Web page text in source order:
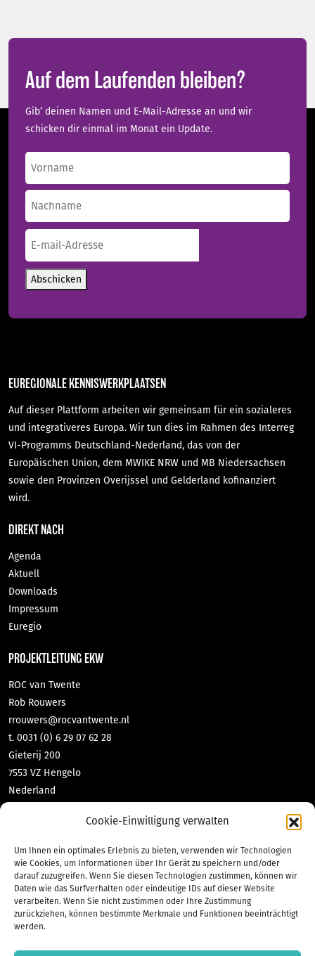
Cookie-Einwilligung verwalten
Um Ihnen ein optimales Erlebnis zu bieten, verwenden wir Technologien
wie Cookies, um Informationen über Ihr Gerät zu speichern und/oder
darauf zuzugreifen. Wenn Sie diesen Technologien zustimmen, können wir
Daten wie das Surfverhalten oder eindeutige IDs auf dieser Website
verarbeiten. Wenn Sie nicht zustimmen oder Ihre Zustimmung
zurückziehen, können bestimmte Merkmale und Funktionen beeinträchtigt
werden.
Auf dem Laufenden bleiben?
Gib‘ deinen Namen und E-Mail-Adresse an und wir
schicken dir einmal im Monat ein Update.
Vorname
Nachname
Adresse(erforderlich)
Abschicken
EUREGIONALE KENNISWERKPLAATSEN
Auf dieser Plattform arbeiten wir gemeinsam für ein sozialeres
und integrativeres Europa. Wir tun dies im Rahmen des Interreg
VI-Programms Deutschland-Nederland, das von der
Europäischen Union, dem MWIKE NRW und MB Niedersachsen
sowie den Provinzen Overijssel und Gelderland kofinanziert
wird.
DIREKT NACH
Agenda
Aktuell
Downloads
Impressum
Euregio
PROJEKTLEITUNG EKW
ROC van Twente
Rob Rouwers
rrouwers@rocvantwente.nl
t. 0031 (0) 6 29 07 62 28
Gieterij 200
7553 VZ Hengelo
Nederland
t. 0049 (0) 2551 70 471 10
Bahnhofstraße 35
48565 Steinfurt
Deutschland